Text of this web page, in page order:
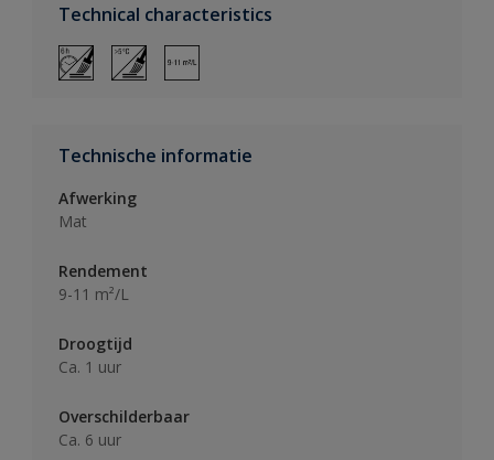
Technical characteristics
Technische informatie
Afwerking
Mat
Rendement
9-11 m²/L
Droogtijd
Ca. 1 uur
Overschilderbaar
Ca. 6 uur